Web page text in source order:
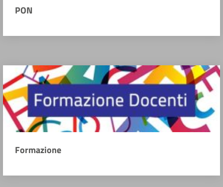
PON
Formazione